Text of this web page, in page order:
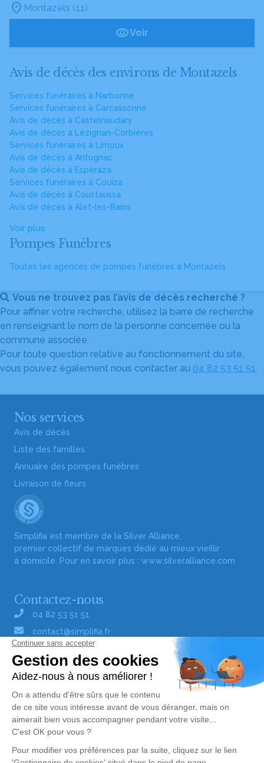
Montazels (11)
Voir
Avis de décès des environs de Montazels
Services funéraires à Narbonne
Services funéraires à Carcassonne
Avis de décès à Castelnaudary
Avis de décès à Lézignan-Corbières
Services funéraires à Limoux
Avis de décès à Antugnac
Avis de décès à Espéraza
Services funéraires à Couiza
Avis de décès à Coustaussa
Avis de décès à Alet-les-Bains
Voir plus
Pompes Funèbres
Toutes les agences de pompes funèbres à Montazels
Vous ne trouvez pas l’avis de décès recherché ?
Pour affiner votre recherche, utilisez la barre de recherche
en renseignant le nom de la personne concernée ou la
commune associée.
Pour toute question relative au fonctionnement du site,
vous pouvez également nous contacter au 04 82 53 51 51.
Nos services
Avis de décès
Liste des familles
Annuaire des pompes funèbres
Livraison de fleurs
Simplifia est membre de la Silver Alliance,
premier collectif de marques dédié au mieux vieillir
à domicile. Pour en savoir plus : www.silveralliance.com
Contactez-nous
04 82 53 51 51
contact@simplifia.fr
Réseaux sociaux
Liens utiles
Publier un avis de décès
Signaler un abus/une erreur